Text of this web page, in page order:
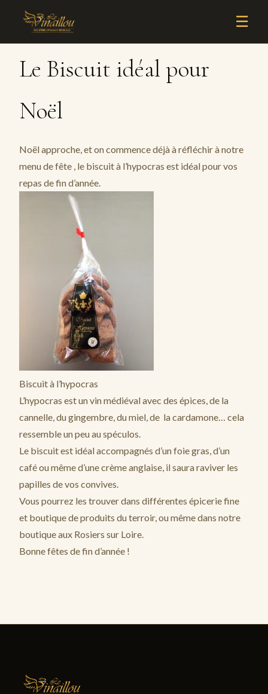
☰
Le Biscuit idéal pour
Noël
Noël approche, et on commence déjà à réfléchir à notre
menu de fête , le biscuit à l’hypocras est idéal pour vos
repas de fin d’année.
Biscuit à l’hypocras
L’hypocras est un vin médiéval avec des épices, de la
cannelle, du gingembre, du miel, de la cardamone… cela
ressemble un peu au spéculos.
Le biscuit est idéal accompagnés d’un foie gras, d’un
café ou même d’une crème anglaise, il saura raviver les
papilles de vos convives.
Vous pourrez les trouver dans différentes épicerie fine
et boutique de produits du terroir, ou même dans notre
boutique aux Rosiers sur Loire.
Bonne fêtes de fin d’année !